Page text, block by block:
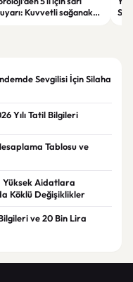
Kuvvetli sağanak
Sevgilisi İçin Silaha
Yılı Tatil Bilgileri
Tablosu ve
Yüksek Aidatlara
Köklü Değişiklikler
ve 20 Bin Lira